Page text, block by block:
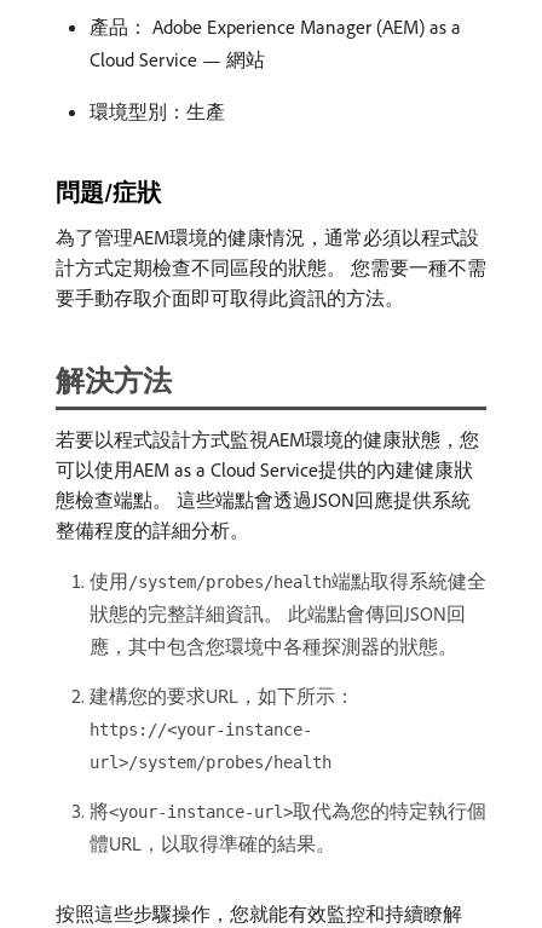
產品： Adobe Experience Manager (AEM) as a
Cloud Service — 網站
環境型別：生產
問題/症狀
為了管理AEM環境的健康情況，通常必須以程式設
計方式定期檢查不同區段的狀態。 您需要一種不需
要手動存取介面即可取得此資訊的方法。
解決方法
若要以程式設計方式監視AEM環境的健康狀態，您
可以使用AEM as a Cloud Service提供的內建健康狀
態檢查端點。 這些端點會透過JSON回應提供系統
整備程度的詳細分析。
使用/system/probes/health端點取得系統健全
狀態的完整詳細資訊。 此端點會傳回JSON回
應，其中包含您環境中各種探測器的狀態。
建構您的要求URL，如下所示：
https://<your-instance-
url>/system/probes/health
將<your-instance-url>取代為您的特定執行個
體URL，以取得準確的結果。
按照這些步驟操作，您就能有效監控和持續瞭解